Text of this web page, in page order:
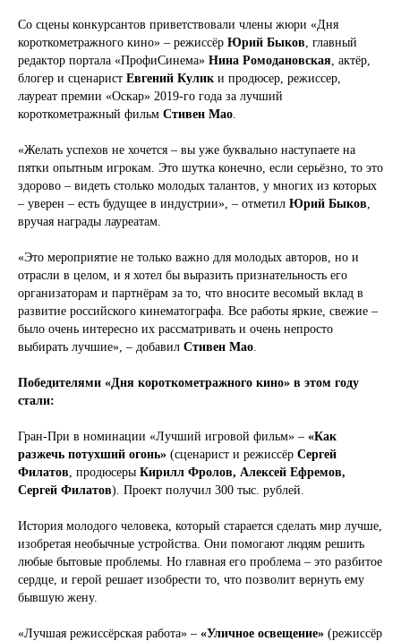
Со сцены конкурсантов приветствовали члены жюри «Дня
короткометражного кино» – режиссёр Юрий Быков, главный
редактор портала «ПрофиСинема» Нина Ромодановская, актёр,
блогер и сценарист Евгений Кулик и продюсер, режиссер,
лауреат премии «Оскар» 2019-го года за лучший
короткометражный фильм Стивен Мао.
«Желать успехов не хочется – вы уже буквально наступаете на
пятки опытным игрокам. Это шутка конечно, если серьёзно, то это
здорово – видеть столько молодых талантов, у многих из которых
– уверен – есть будущее в индустрии», – отметил Юрий Быков,
вручая награды лауреатам.
«Это мероприятие не только важно для молодых авторов, но и
отрасли в целом, и я хотел бы выразить признательность его
организаторам и партнёрам за то, что вносите весомый вклад в
развитие российского кинематографа. Все работы яркие, свежие –
было очень интересно их рассматривать и очень непросто
выбирать лучшие», – добавил Стивен Мао.
Победителями «Дня короткометражного кино» в этом году
стали:
Гран-При в номинации «Лучший игровой фильм» – «Как
разжечь потухший огонь» (сценарист и режиссёр Сергей
Филатов, продюсеры Кирилл Фролов, Алексей Ефремов,
Сергей Филатов). Проект получил 300 тыс. рублей.
История молодого человека, который старается сделать мир лучше,
изобретая необычные устройства. Они помогают людям решить
любые бытовые проблемы. Но главная его проблема – это разбитое
сердце, и герой решает изобрести то, что позволит вернуть ему
бывшую жену.
«Лучшая режиссёрская работа» – «Уличное освещение» (режиссёр